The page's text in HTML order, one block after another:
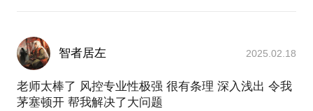
智者居左 2025.02.18
老师太棒了 风控专业性极强 很有条理 深入浅出 令我
茅塞顿开 帮我解决了大问题